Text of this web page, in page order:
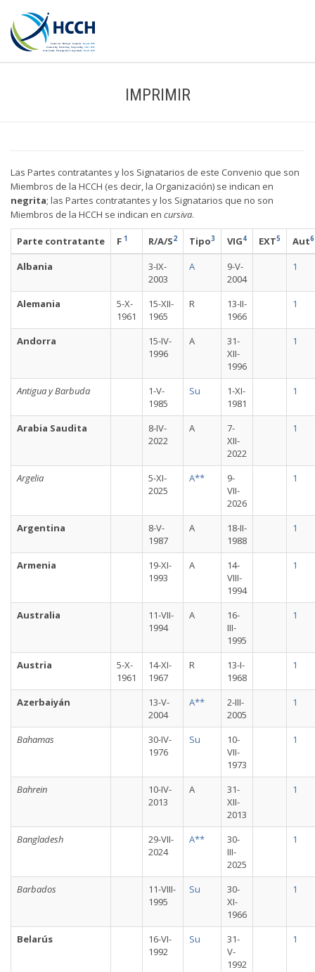
IMPRIMIR
Las Partes contratantes y los Signatarios de este Convenio que son
Miembros de la HCCH (es decir, la Organización) se indican en
negrita; las Partes contratantes y los Signatarios que no son
Miembros de la HCCH se indican en cursiva.
Parte contratante F 1 R/A/S2 Tipo3 VIG4 EXT5 Aut6
Albania
3-IX-
2003
A
9-V-
2004
1
Alemania
5-X-
1961
15-XII-
1965
R
13-II-
1966
1
Andorra
15-IV-
1996
A
31-
XII-
1996
1
Antigua y Barbuda
1-V-
1985
Su
1-XI-
1981
1
Arabia Saudita
8-IV-
2022
A
7-
XII-
2022
1
Argelia
5-XI-
2025
A**
9-
VII-
2026
1
Argentina
8-V-
1987
A
18-II-
1988
1
Armenia
19-XI-
1993
A
14-
VIII-
1994
1
Australia
11-VII-
1994
A
16-
III-
1995
1
Austria
5-X-
1961
14-XI-
1967
R
13-I-
1968
1
Azerbaiyán
13-V-
2004
A**
2-III-
2005
1
Bahamas
30-IV-
1976
Su
10-
VII-
1973
1
Bahrein
10-IV-
2013
A
31-
XII-
2013
1
Bangladesh
29-VII-
2024
A**
30-
III-
2025
1
Barbados
11-VIII-
1995
Su
30-
XI-
1966
1
Belarús
16-VI-
1992
Su
31-
V-
1992
1